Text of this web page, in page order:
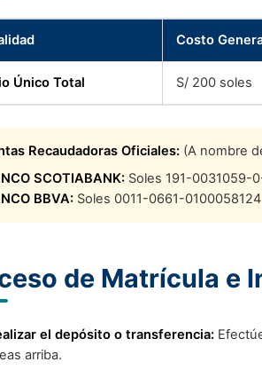
Costo
Único Total S/ 200 soles
Recaudadoras Oficiales: (A nombre
SCOTIABANK: Soles 191-0031059-
BBVA: Soles 0011-0661-
de Matrícula e
el depósito o transferencia:
arriba.